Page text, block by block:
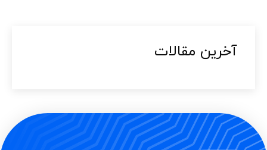
آخرین مقالات​